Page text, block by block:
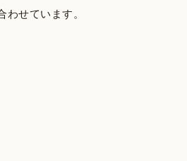
せています。